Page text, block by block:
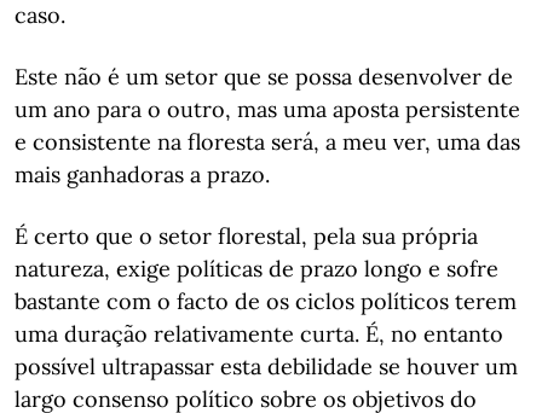
caso.
Este não é um setor que se possa desenvolver de
um ano para o outro, mas uma aposta persistente
e consistente na floresta será, a meu ver, uma das
mais ganhadoras a prazo.
É certo que o setor florestal, pela sua própria
natureza, exige políticas de prazo longo e sofre
bastante com o facto de os ciclos políticos terem
uma duração relativamente curta. É, no entanto
possível ultrapassar esta debilidade se houver um
largo consenso político sobre os objetivos do